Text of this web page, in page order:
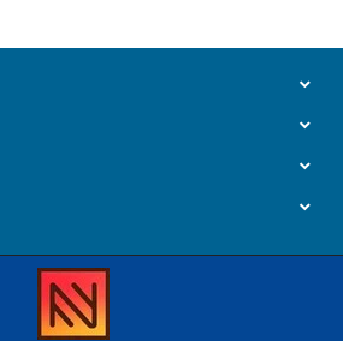



